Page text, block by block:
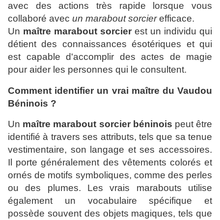
avec des actions très rapide lorsque vous
collaboré avec un marabout sorcierefficace.
Un maître marabout sorcier est un individu qui
détient des connaissances ésotériques et qui
est capable d'accomplir des actes de magie
pour aider les personnes qui le consultent.
Comment identifier un vrai maître du Vaudou
Béninois ?
Un maître marabout sorcier béninois peut être
identifié à travers ses attributs, tels que sa tenue
vestimentaire, son langage et ses accessoires.
Il porte généralement des vêtements colorés et
ornés de motifs symboliques, comme des perles
ou des plumes. Les vrais marabouts utilise
également un vocabulaire spécifique et
possède souvent des objets magiques, tels que